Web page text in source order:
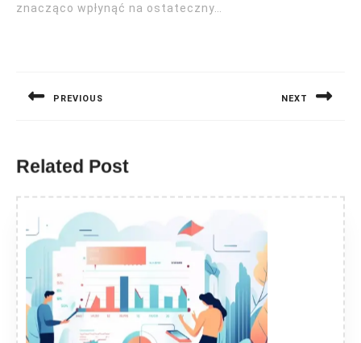
znacząco wpłynąć na ostateczny…
PREVIOUS NEXT
Related Post